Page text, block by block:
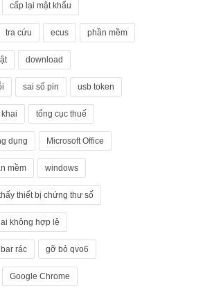
cấp lại mật khẩu
tra cứu ecus phần mềm
download
sai số pin usb token
tổng cục thuế
dụng Microsoft Office
mềm windows
thiết bị chứng thư số
không hợp lệ
rác gỡ bỏ qvo6
Google Chrome